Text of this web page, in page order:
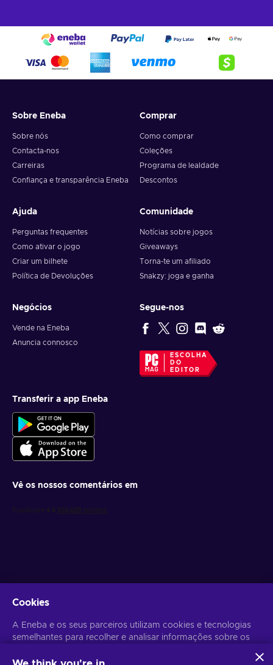
Sobre Eneba
Sobre nós
Contacta-nos
Carreiras
Confiança e transparência Eneba
Comprar
Como comprar
Coleções
Programa de lealdade
Descontos
Ajuda
Perguntas frequentes
Como ativar o jogo
Criar um bilhete
Política de Devoluções
Comunidade
Notícias sobre jogos
Giveaways
Torna-te um afiliado
Snakzy: joga e ganha
Negócios
Vende na Eneba
Anuncia connosco
Segue-nos
ESCOLHA
DO
EDITOR
Transferir a app Eneba
Vê os nossos comentários em
Poderás anular a subscrição a qualquer altura. Visita oAviso de
Cookies
A Eneba e os seus parceiros utilizam cookies e tecnologias
semelhantes para recolher e analisar informações sobre os
para melhorar o conteúdo, a publicidade e outros serviços